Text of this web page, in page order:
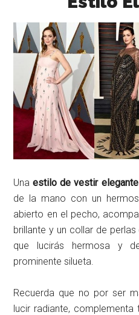
Unaestilo de vestir
de la mano con un
abierto en el pecho,
brillante y un collar de
que lucirás hermosa y
prominente silueta.
Recuerda que no por ser
lucir radiante, complementa